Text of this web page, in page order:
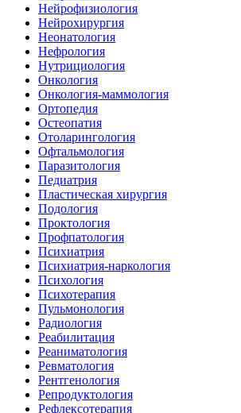
Нейрофизиология
Нейрохирургия
Неонатология
Нефрология
Нутрициология
Онкология
Онкология-маммология
Ортопедия
Остеопатия
Отоларингология
Офтальмология
Паразитология
Педиатрия
Пластическая хирургия
Подология
Проктология
Профпатология
Психиатрия
Психиатрия-наркология
Психология
Психотерапия
Пульмонология
Радиология
Реабилитация
Реаниматология
Ревматология
Рентгенология
Репродуктология
Рефлексотерапия